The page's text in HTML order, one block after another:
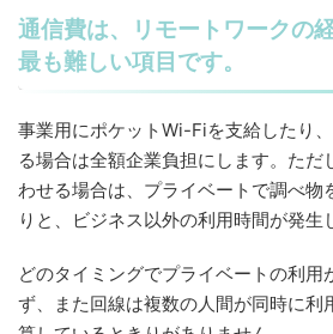
通信費は、リモートワークの
最も難しい項目です。
事業用にポケットWi-Fiを支給したり
る場合は全額企業負担にします。ただ
わせる場合は、プライベートで調べ物
りと、ビジネス以外の利用時間が発生
どのタイミングでプライベートの利用
ず、また回線は複数の人間が同時に利